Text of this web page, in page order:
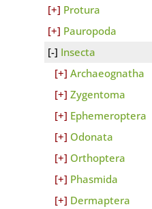
Protura
Pauropoda
Insecta
Archaeognatha
Zygentoma
Ephemeroptera
Odonata
Orthoptera
Phasmida
Dermaptera